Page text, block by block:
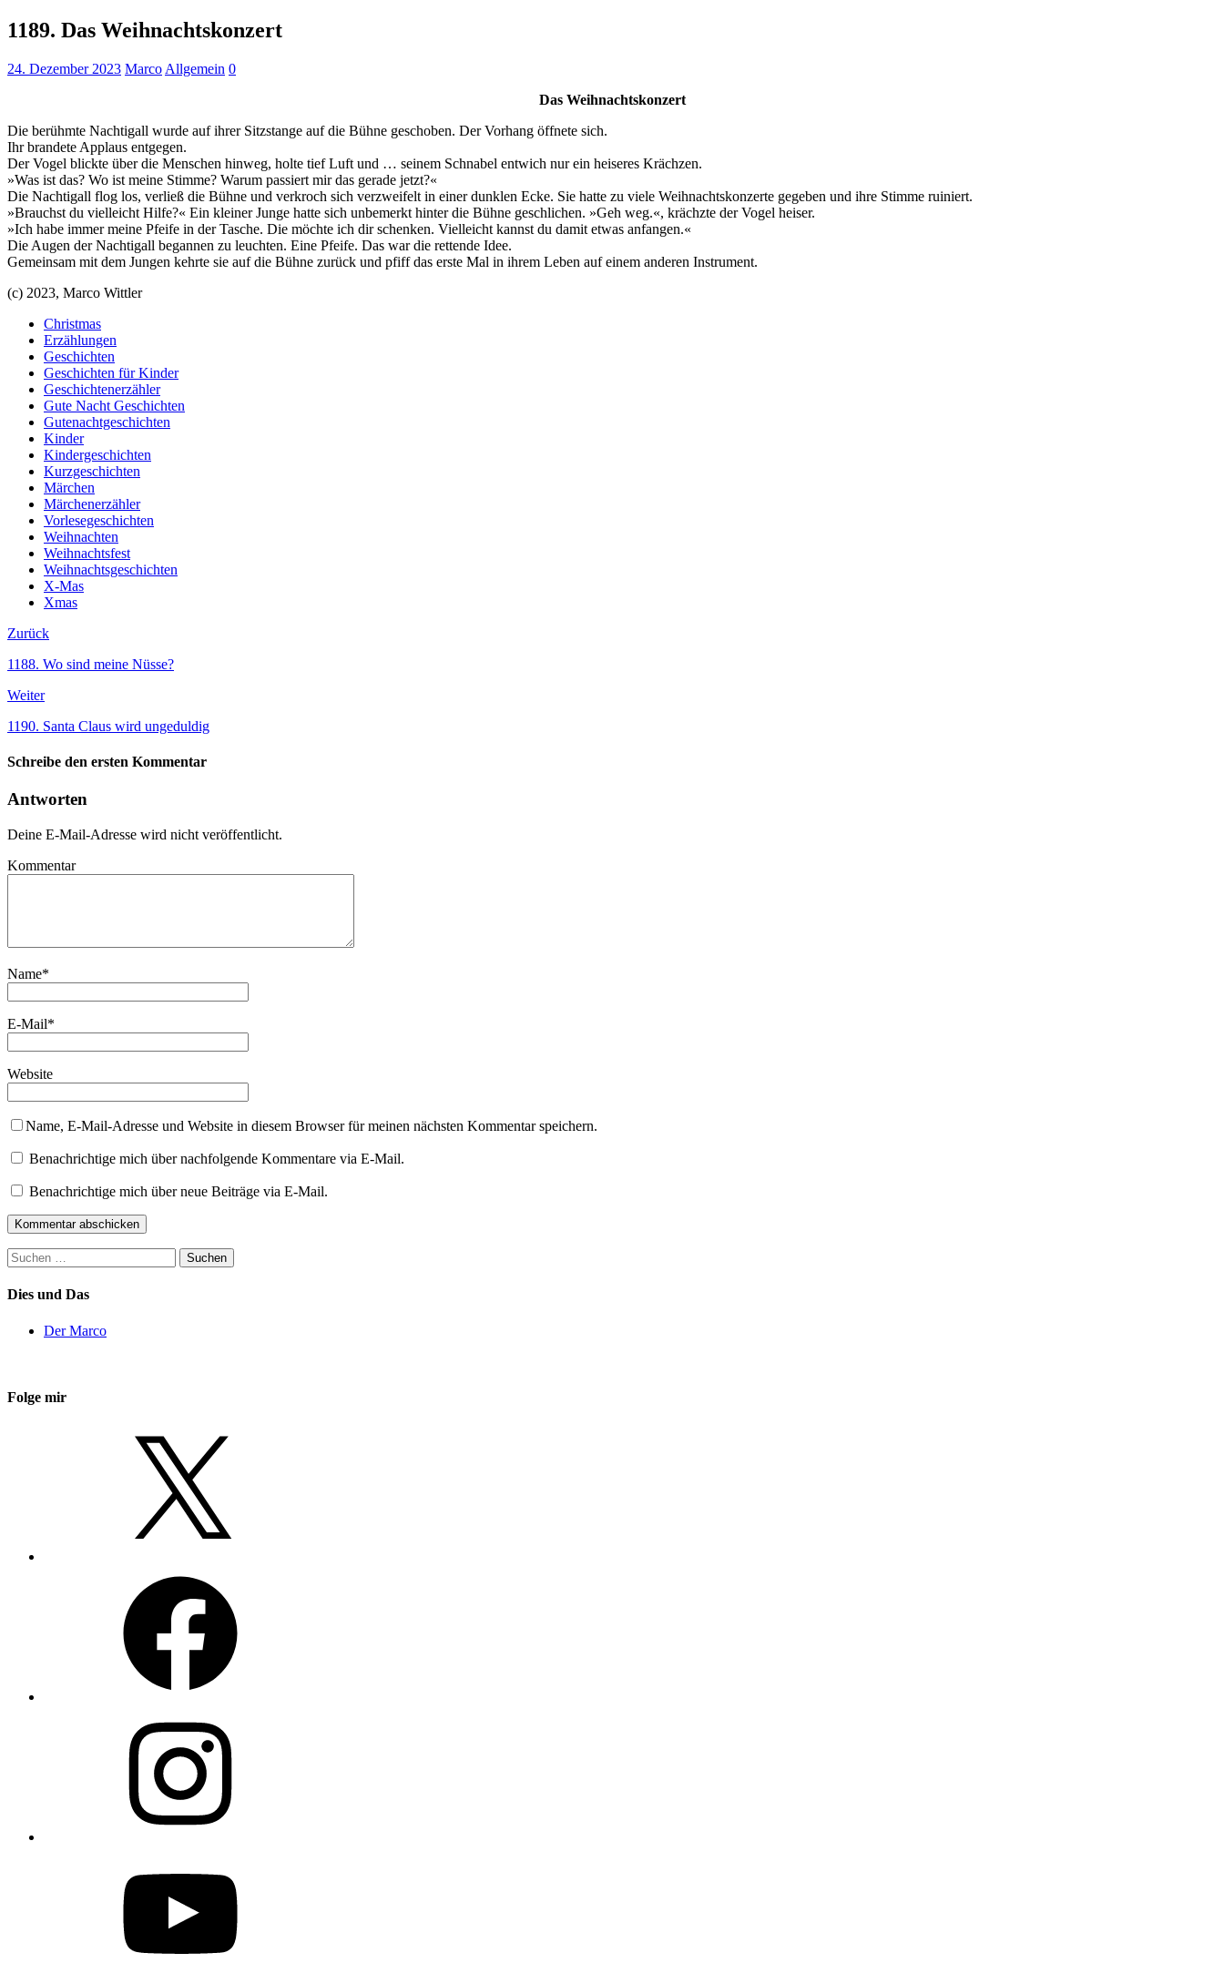
1189. Das Weihnachtskonzert
24. Dezember 2023 Marco Allgemein 0
Das Weihnachtskonzert
Die berühmte Nachtigall wurde auf ihrer Sitzstange auf die Bühne geschoben. Der Vorhang öffnete sich.
Ihr brandete Applaus entgegen.
Der Vogel blickte über die Menschen hinweg, holte tief Luft und … seinem Schnabel entwich nur ein heiseres Krächzen.
»Was ist das? Wo ist meine Stimme? Warum passiert mir das gerade jetzt?«
Die Nachtigall flog los, verließ die Bühne und verkroch sich verzweifelt in einer dunklen Ecke. Sie hatte zu viele Weihnachtskonzerte gegeben und ihre Stimme ruiniert.
»Brauchst du vielleicht Hilfe?« Ein kleiner Junge hatte sich unbemerkt hinter die Bühne geschlichen. »Geh weg.«, krächzte der Vogel heiser.
»Ich habe immer meine Pfeife in der Tasche. Die möchte ich dir schenken. Vielleicht kannst du damit etwas anfangen.«
Die Augen der Nachtigall begannen zu leuchten. Eine Pfeife. Das war die rettende Idee.
Gemeinsam mit dem Jungen kehrte sie auf die Bühne zurück und pfiff das erste Mal in ihrem Leben auf einem anderen Instrument.
(c) 2023, Marco Wittler
Christmas
Erzählungen
Geschichten
Geschichten für Kinder
Geschichtenerzähler
Gute Nacht Geschichten
Gutenachtgeschichten
Kinder
Kindergeschichten
Kurzgeschichten
Märchen
Märchenerzähler
Vorlesegeschichten
Weihnachten
Weihnachtsfest
Weihnachtsgeschichten
X-Mas
Xmas
Zurück
1188. Wo sind meine Nüsse?
Weiter
1190. Santa Claus wird ungeduldig
Schreibe den ersten Kommentar
Antworten
Deine E-Mail-Adresse wird nicht veröffentlicht.
Kommentar
Name*
E-Mail*
Website
Name, E-Mail-Adresse und Website in diesem Browser für meinen nächsten Kommentar speichern.
Benachrichtige mich über nachfolgende Kommentare via E-Mail.
Benachrichtige mich über neue Beiträge via E-Mail.
Suchen
nach:
Dies und Das
Der Marco
Folge mir